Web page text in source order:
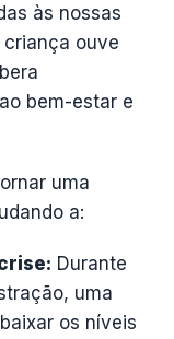
às nossas
criança ouve
bem-estar e
uma
a:
Durante
uma
os níveis